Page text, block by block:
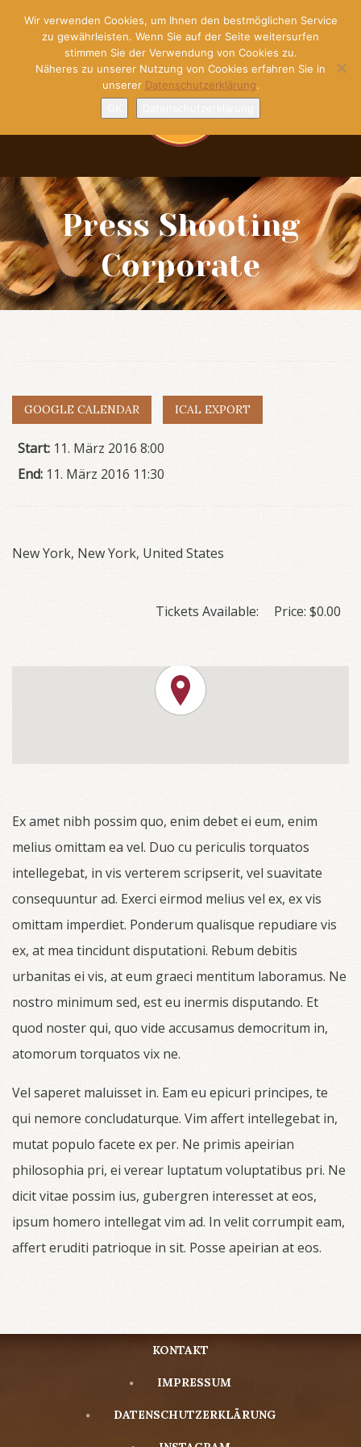
Press Shooting
Corporate
GOOGLE CALENDAR ICAL EXPORT
Start: 11. März 2016 8:00
End: 11. März 2016 11:30
New York, New York, United States
Tickets Available: Price: $0.00
Ex amet nibh possim quo, enim debet ei eum, enim
melius omittam ea vel. Duo cu periculis torquatos
intellegebat, in vis verterem scripserit, vel suavitate
consequuntur ad. Exerci eirmod melius vel ex, ex vis
omittam imperdiet. Ponderum qualisque repudiare vis
ex, at mea tincidunt disputationi. Rebum debitis
urbanitas ei vis, at eum graeci mentitum laboramus. Ne
nostro minimum sed, est eu inermis disputando. Et
quod noster qui, quo vide accusamus democritum in,
atomorum torquatos vix ne.
Vel saperet maluisset in. Eam eu epicuri principes, te
qui nemore concludaturque. Vim affert intellegebat in,
mutat populo facete ex per. Ne primis apeirian
philosophia pri, ei verear luptatum voluptatibus pri. Ne
dicit vitae possim ius, gubergren interesset at eos,
ipsum homero intellegat vim ad. In velit corrumpit eam,
affert eruditi patrioque in sit. Posse apeirian at eos.
KONTAKT
IMPRESSUM
DATENSCHUTZERKLÄRUNG
Wir verwenden Cookies, um Ihnen den bestmöglichen Service
zu gewährleisten. Wenn Sie auf der Seite weitersurfen
stimmen Sie der Verwendung von Cookies zu.
Näheres zu unserer Nutzung von Cookies erfahren Sie in
unserer Datenschutzerklärung.